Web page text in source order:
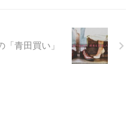
青田買い」